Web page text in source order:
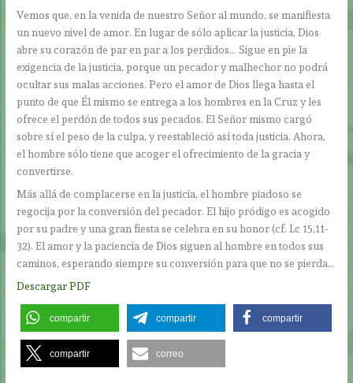
Vemos que, en la venida de nuestro Señor al mundo, se manifiesta
un nuevo nivel de amor. En lugar de sólo aplicar la justicia, Dios
abre su corazón de par en par a los perdidos… Sigue en pie la
exigencia de la justicia, porque un pecador y malhechor no podrá
ocultar sus malas acciones. Pero el amor de Dios llega hasta el
punto de que Él mismo se entrega a los hombres en la Cruz y les
ofrece el perdón de todos sus pecados. El Señor mismo cargó
sobre sí el peso de la culpa, y reestableció así toda justicia. Ahora,
el hombre sólo tiene que acoger el ofrecimiento de la gracia y
convertirse.
Más allá de complacerse en la justicia, el hombre piadoso se
regocija por la conversión del pecador. El hijo pródigo es acogido
por su padre y una gran fiesta se celebra en su honor (cf. Lc 15,11-
32). El amor y la paciencia de Dios siguen al hombre en todos sus
caminos, esperando siempre su conversión para que no se pierda…
Descargar PDF
compartir compartir compartir
compartir correo